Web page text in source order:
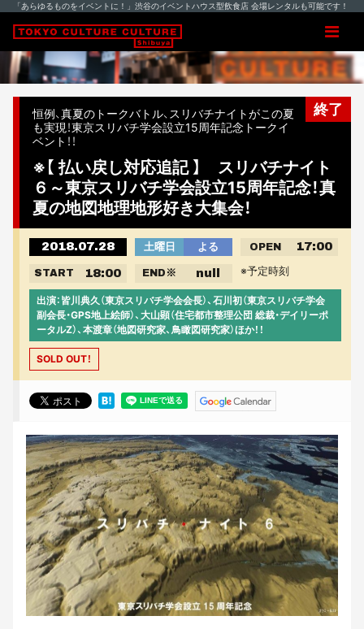
「あらゆるものをイベントに！」渋谷のイベントハウス型飲食店 会場レンタルも可能です！
終了
恒例、真夏のトークバトル、スリバチナイトがこの夏
も実現！東京スリバチ学会設立15周年記念トークイ
ベント！！
※【 払い戻し対応追記 】 スリバチナイト
６～東京スリバチ学会設立15周年記念！真
夏の地図地理地形好き大集会！
2018.07.28 土曜日 よる OPEN 17:00
START 18:00 END ※ null ※予定時刻
出演：皆川典久（東京スリバチ学会会長）、石川初（東京スリバチ学会
副会長・GPS地上絵師）、大山顕（住宅都市整理公団 総裁・デイリーポ
ータルZ）、本渡章（地図研究家、鳥瞰図研究家）ほか！！
SOLD OUT！